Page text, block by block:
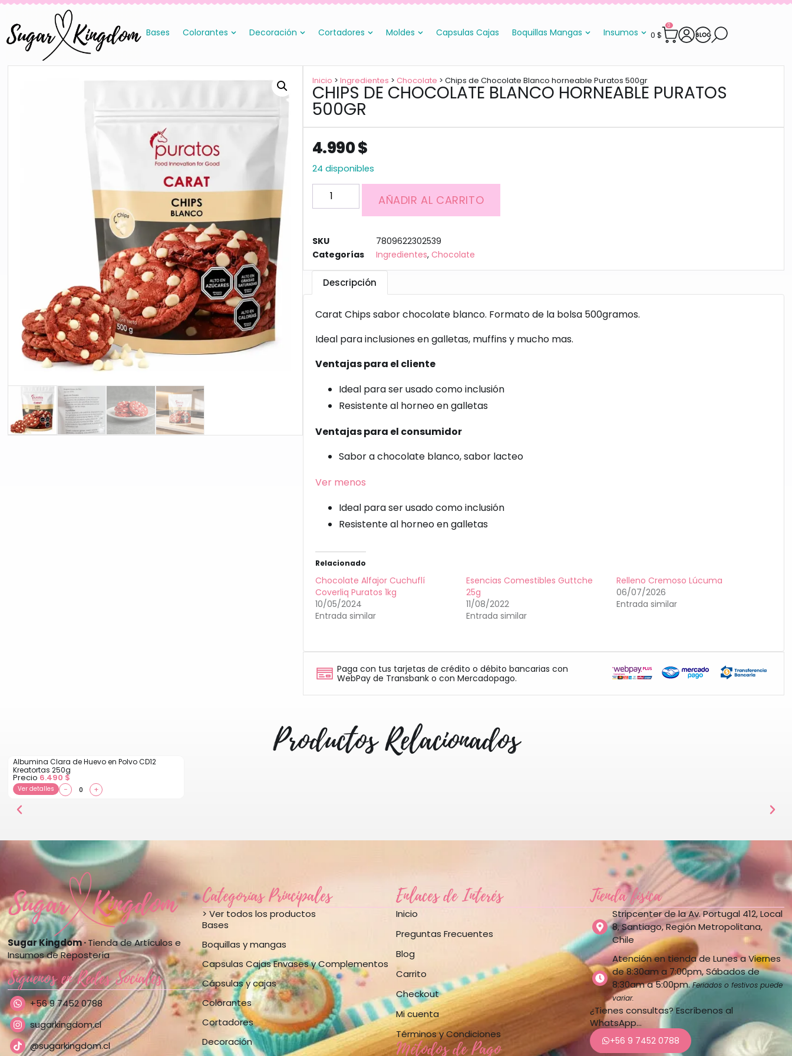
Bases Colorantes Decoración Cortadores Moldes Capsulas Cajas Boquillas Mangas Insumos 0 $
0
Inicio > Ingredientes > Chocolate > Chips de Chocolate Blanco horneable Puratos 500gr
CHIPS DE CHOCOLATE BLANCO HORNEABLE PURATOS
500GR
4.990$
24 disponibles
AÑADIR AL CARRITO
SKU
7809622302539
Categorías
Ingredientes, Chocolate
Descripción
Carat Chips sabor chocolate blanco. Formato de la bolsa 500gramos.
Ideal para inclusiones en galletas, muffins y mucho mas.
Ventajas para el cliente
Ideal para ser usado como inclusión
Resistente al horneo en galletas
Ventajas para el consumidor
Sabor a chocolate blanco, sabor lacteo
Ver menos
Ideal para ser usado como inclusión
Resistente al horneo en galletas
Relacionado
Chocolate Alfajor Cuchuflí
Coverliq Puratos 1kg
10/05/2024
Entrada similar
Esencias Comestibles Guttche
25g
11/08/2022
Entrada similar
Relleno Cremoso Lúcuma
06/07/2026
Entrada similar
Paga con tus tarjetas de crédito o débito bancarias con
WebPay de Transbank o con Mercadopago.
Productos Relacionados
Albumina Clara de Huevo en Polvo CD12
Kreatortas 250g
Precio 6.490 $
Ver detalles − +
Sugar Kingdom ·Tienda de Artículos e
Insumos de Repostería
Síguenos en Redes Sociales
+56 9 7452 0788
sugarkingdom.cl
@sugarkingdom.cl
Categorías Principales
> Ver todos los productos
Bases
Boquillas y mangas
Capsulas Cajas Envases y Complementos
Cápsulas y cajas
Colorantes
Cortadores
Decoración
Enlaces de Interés
Inicio
Preguntas Frecuentes
Blog
Carrito
Checkout
Mi cuenta
Términos y Condiciones
Métodos de Pago
Tienda física
Stripcenter de la Av. Portugal 412, Local
8, Santiago, Región Metropolitana,
Chile
Atención en tienda de Lunes a Viernes
de 8:30am a 7:00pm, Sábados de
8:30am a 5:00pm.Feriados o festivos puede
variar.
¿Tienes consultas? Escríbenos al
WhatsApp…
+56 9 7452 0788